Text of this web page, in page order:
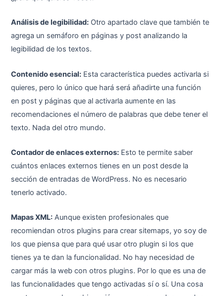
Análisis de legibilidad: Otro apartado clave que también te
agrega un semáforo en páginas y post analizando la
legibilidad de los textos.
Contenido esencial: Esta característica puedes activarla si
quieres, pero lo único que hará será añadirte una función
en post y páginas que al activarla aumente en las
recomendaciones el número de palabras que debe tener el
texto. Nada del otro mundo.
Contador de enlaces externos: Esto te permite saber
cuántos enlaces externos tienes en un post desde la
sección de entradas de WordPress. No es necesario
tenerlo activado.
Mapas XML: Aunque existen profesionales que
recomiendan otros plugins para crear sitemaps, yo soy de
los que piensa que para qué usar otro plugin si los que
tienes ya te dan la funcionalidad. No hay necesidad de
cargar más la web con otros plugins. Por lo que es una de
las funcionalidades que tengo activadas sí o sí. Una cosa